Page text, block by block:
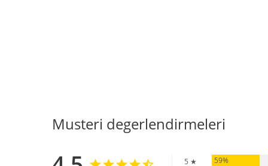
Musteri degerlendirmeleri
5 ★ 59%